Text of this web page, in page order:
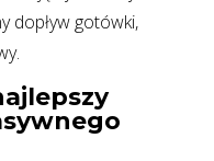
dopływ gotówki,